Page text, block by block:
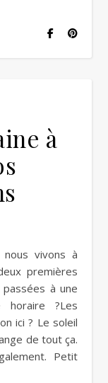
à
premières
à une
horaire ?Les
ici ? Le soleil
de tout ça.
Petit